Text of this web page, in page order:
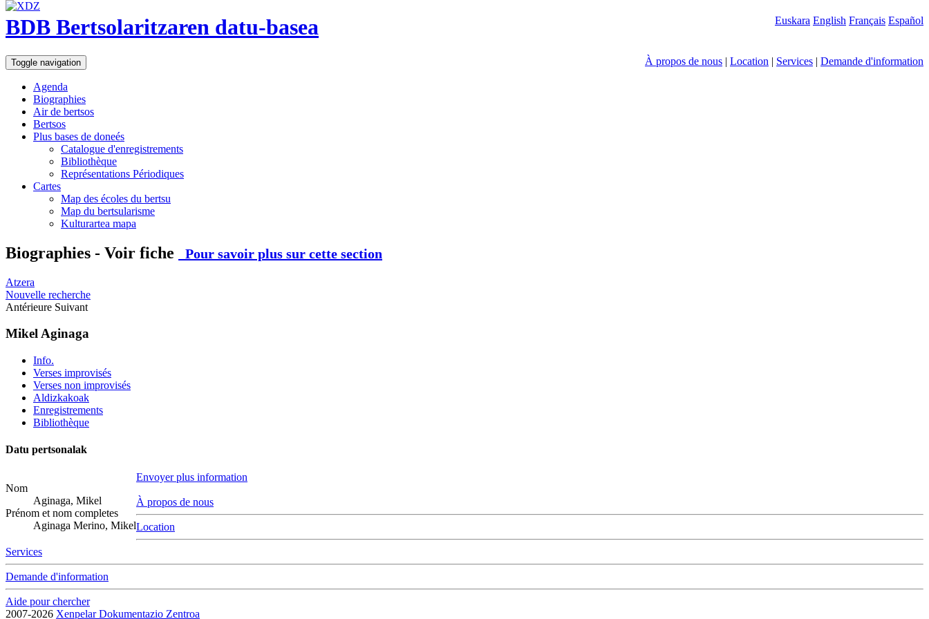
Euskara English Français Español
BDB Bertsolaritzaren datu-basea
À propos de nous | Location | Services | Demande d'information
Toggle navigation
Agenda
Biographies
Air de bertsos
Bertsos
Plus bases de doneés
Catalogue d'enregistrements
Bibliothèque
Représentations Périodiques
Cartes
Map des écoles du bertsu
Map du bertsularisme
Kulturartea mapa
Biographies - Voir fiche Pour savoir plus sur cette section
Atzera
Nouvelle recherche
Antérieure Suivant
Mikel Aginaga
Info.
Verses improvisés
Verses non improvisés
Aldizkakoak
Enregistrements
Bibliothèque
Datu pertsonalak
Nom
Aginaga, Mikel
Prénom et nom completes
Aginaga Merino, Mikel
Envoyer plus information
À propos de nous
Location
Services
Demande d'information
Aide pour chercher
2007-2026 Xenpelar Dokumentazio Zentroa